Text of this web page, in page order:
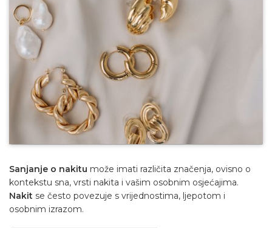
Sanjanje o nakitu može imati različita značenja, ovisno o
kontekstu sna, vrsti nakita i vašim osobnim osjećajima.
Nakit se često povezuje s vrijednostima, ljepotom i
osobnim izrazom.